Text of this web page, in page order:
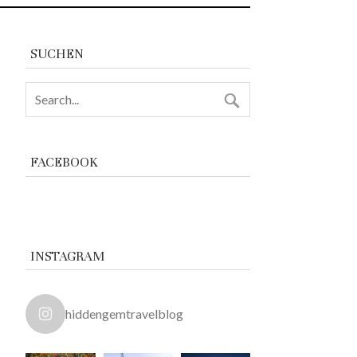
SUCHEN
FACEBOOK
INSTAGRAM
hiddengemtravelblog